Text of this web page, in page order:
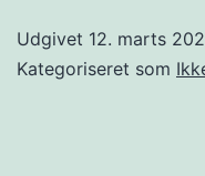
Udgivet 12. marts
Kategoriseret som